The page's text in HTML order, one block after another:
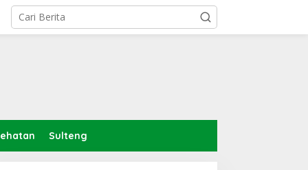
Sulteng